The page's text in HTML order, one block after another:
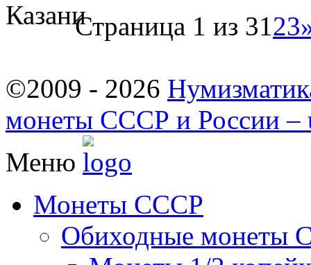
Страница 1 из 3123
©2009 - 2026
монеты СССР и России –
Меню
Монеты СССР
Обиходные монеты